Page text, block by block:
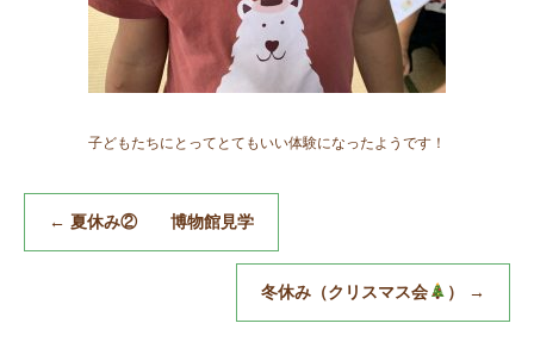
子どもたちにとってとてもいい体験になったようです！
← 夏休み② 博物館見学
冬休み（クリスマス会 ） →